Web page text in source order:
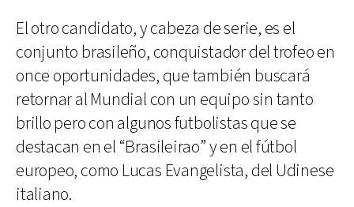
El otro candidato, y cabeza de serie, es el
conjunto brasileño, conquistador del trofeo en
once oportunidades, que también buscará
retornar al Mundial con un equipo sin tanto
brillo pero con algunos futbolistas que se
destacan en el “Brasileirao” y en el fútbol
europeo, como Lucas Evangelista, del Udinese
italiano.